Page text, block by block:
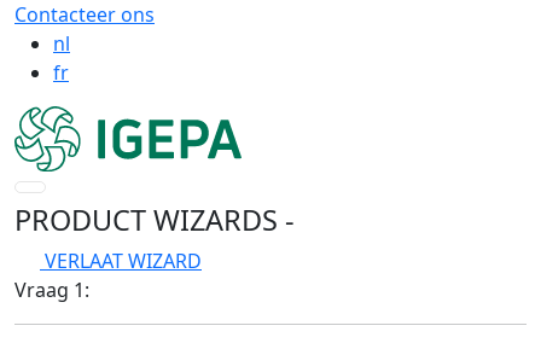
Contacteer ons
nl
fr
PRODUCT WIZARDS -
VERLAAT WIZARD
Vraag 1: